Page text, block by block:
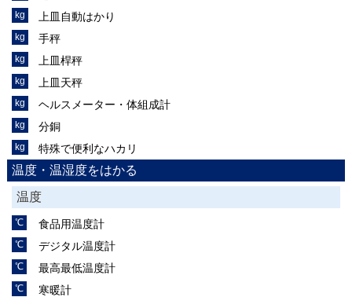
上皿自動はかり
手秤
上皿桿秤
上皿天秤
ヘルスメーター・体組成計
分銅
特殊で便利なハカリ
温度・温湿度をはかる
温度
食品用温度計
デジタル温度計
最高最低温度計
寒暖計